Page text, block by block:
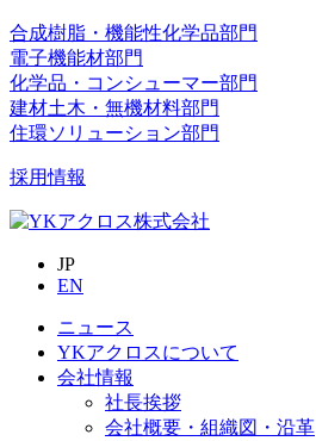
合成樹脂・機能性化学品部門
電子機能材部門
化学品・コンシューマー部門
建材土木・無機材料部門
住環ソリューション部門
採用情報
JP
EN
ニュース
YKアクロスについて
会社情報
社長挨拶
会社概要・組織図・沿革